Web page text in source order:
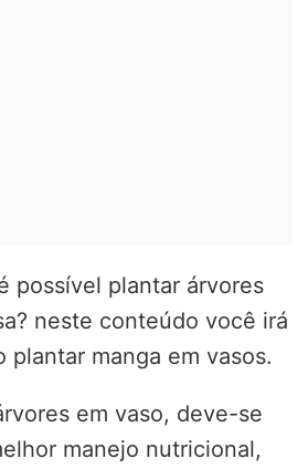
possível plantar árvores
neste conteúdo você irá
plantar manga em vasos.
em vaso, deve-se
manejo nutricional,